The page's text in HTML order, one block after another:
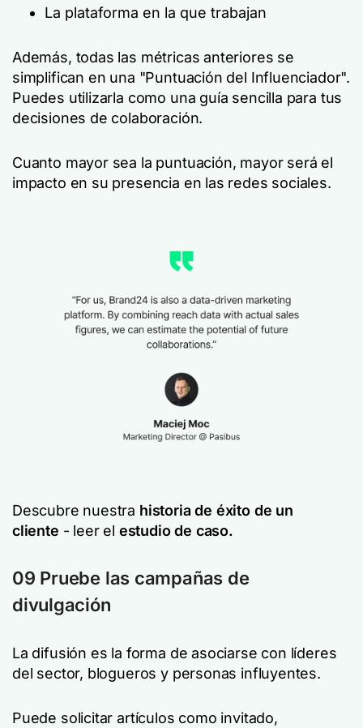
La plataforma en la que trabajan
Además, todas las métricas anteriores se
simplifican en una "Puntuación del Influenciador".
Puedes utilizarla como una guía sencilla para tus
decisiones de colaboración.
Cuanto mayor sea la puntuación, mayor será el
impacto en su presencia en las redes sociales.
Descubre nuestra historia de éxito de un
cliente - leer el estudio de caso.
09 Pruebe las campañas de
divulgación
La difusión es la forma de asociarse con líderes
del sector, blogueros y personas influyentes.
Puede solicitar artículos como invitado,